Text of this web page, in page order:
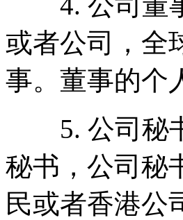
或者公司，全
事。董事的个
5. 公司秘
秘书，公司秘
民或者香港公